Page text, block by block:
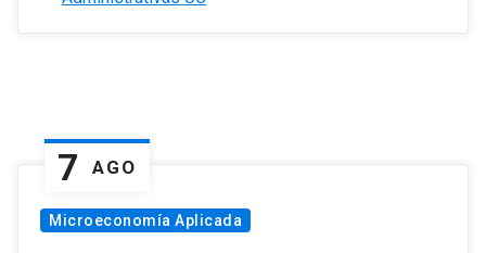
7 AGO
Microeconomía Aplicada